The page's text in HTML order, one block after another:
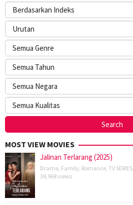
MOST VIEW MOVIES
Jalinan Terlarang (2025)
Drama Family Romance TV SERIES
38,968 views